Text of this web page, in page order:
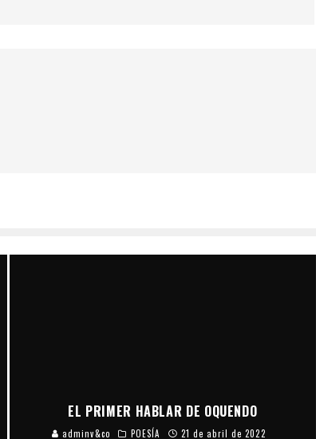
EL PRIMER HABLAR DE OQUENDO
adminv&co POESÍA 21 de abril de 2022